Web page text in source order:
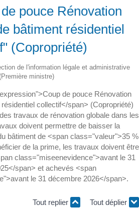
pouce Rénovation
bâtiment résidentiel
(Copropriété)
de l'information légale et administrative
(Première ministre)
de pouce Rénovation
collectif</span> (Copropriété)
travaux de rénovation globale dans les
doivent permettre de baisser la
bâtiment de <span class="valeur">35 %
de la prime, les travaux doivent être
class="miseenevidence">avant le 31
span> et achevés <span
le 31 décembre 2026</span>.
Tout replier Tout déplier